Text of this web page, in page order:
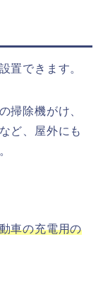
置できます。
掃除機がけ、
ど、屋外にも
車の充電用の